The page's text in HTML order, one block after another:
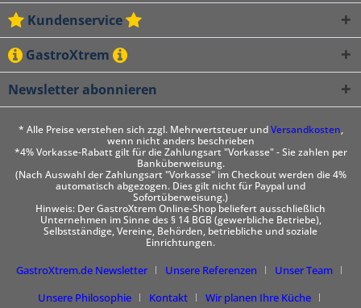
Kundenservice
GastroXtrem
Newsletter abonnieren
* Alle Preise verstehen sich zzgl. Mehrwertsteuer undVersandkosten,
wenn nicht anders beschrieben
*4% Vorkasse-Rabatt gilt für die Zahlungsart "Vorkasse" - Sie zahlen per
Banküberweisung.
(Nach Auswahl der Zahlungsart "Vorkasse" im Checkout werden die 4%
automatisch abgezogen. Dies gilt nicht für Paypal und
Sofortüberweisung.)
Hinweis: Der GastroXtrem Online-Shop beliefert ausschließlich
Unternehmen im Sinne des § 14 BGB (gewerbliche Betriebe),
Selbstständige, Vereine, Behörden, betriebliche und soziale
Einrichtungen.
GastroXtrem.de Newsletter Unsere Referenzen
Unser Team
Unsere Philosophie
Kontakt Wir planen Ihre Küche